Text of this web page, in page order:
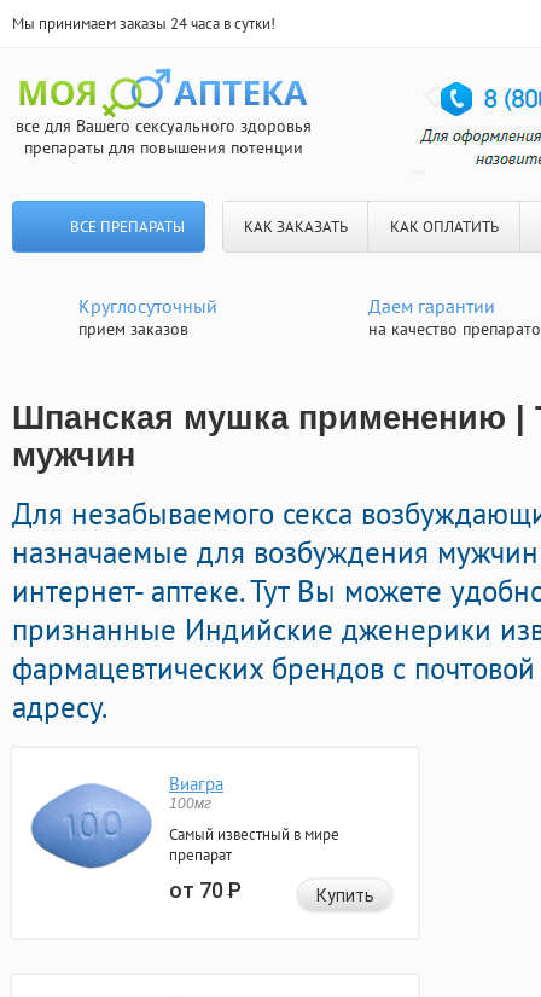
Мы принимаем заказы 24 часа в сутки!
все для Вашего сексуального здоровья
препараты для повышения потенции
ВСЕ ПРЕПАРАТЫ КАК ЗАКАЗАТЬ КАК ОПЛАТИТЬ
Круглосуточный
прием заказов
Даем гарантии
на качество
Шпанская мушка применению |
мужчин
Для незабываемого секса
назначаемые для возбуждения
интернет- аптеке. Тут Вы можете
признанные Индийские дженерики
фармацевтических брендов с
адресу.
Виагра
100мг
Самый известный в мире
препарат
от 70Р Купить